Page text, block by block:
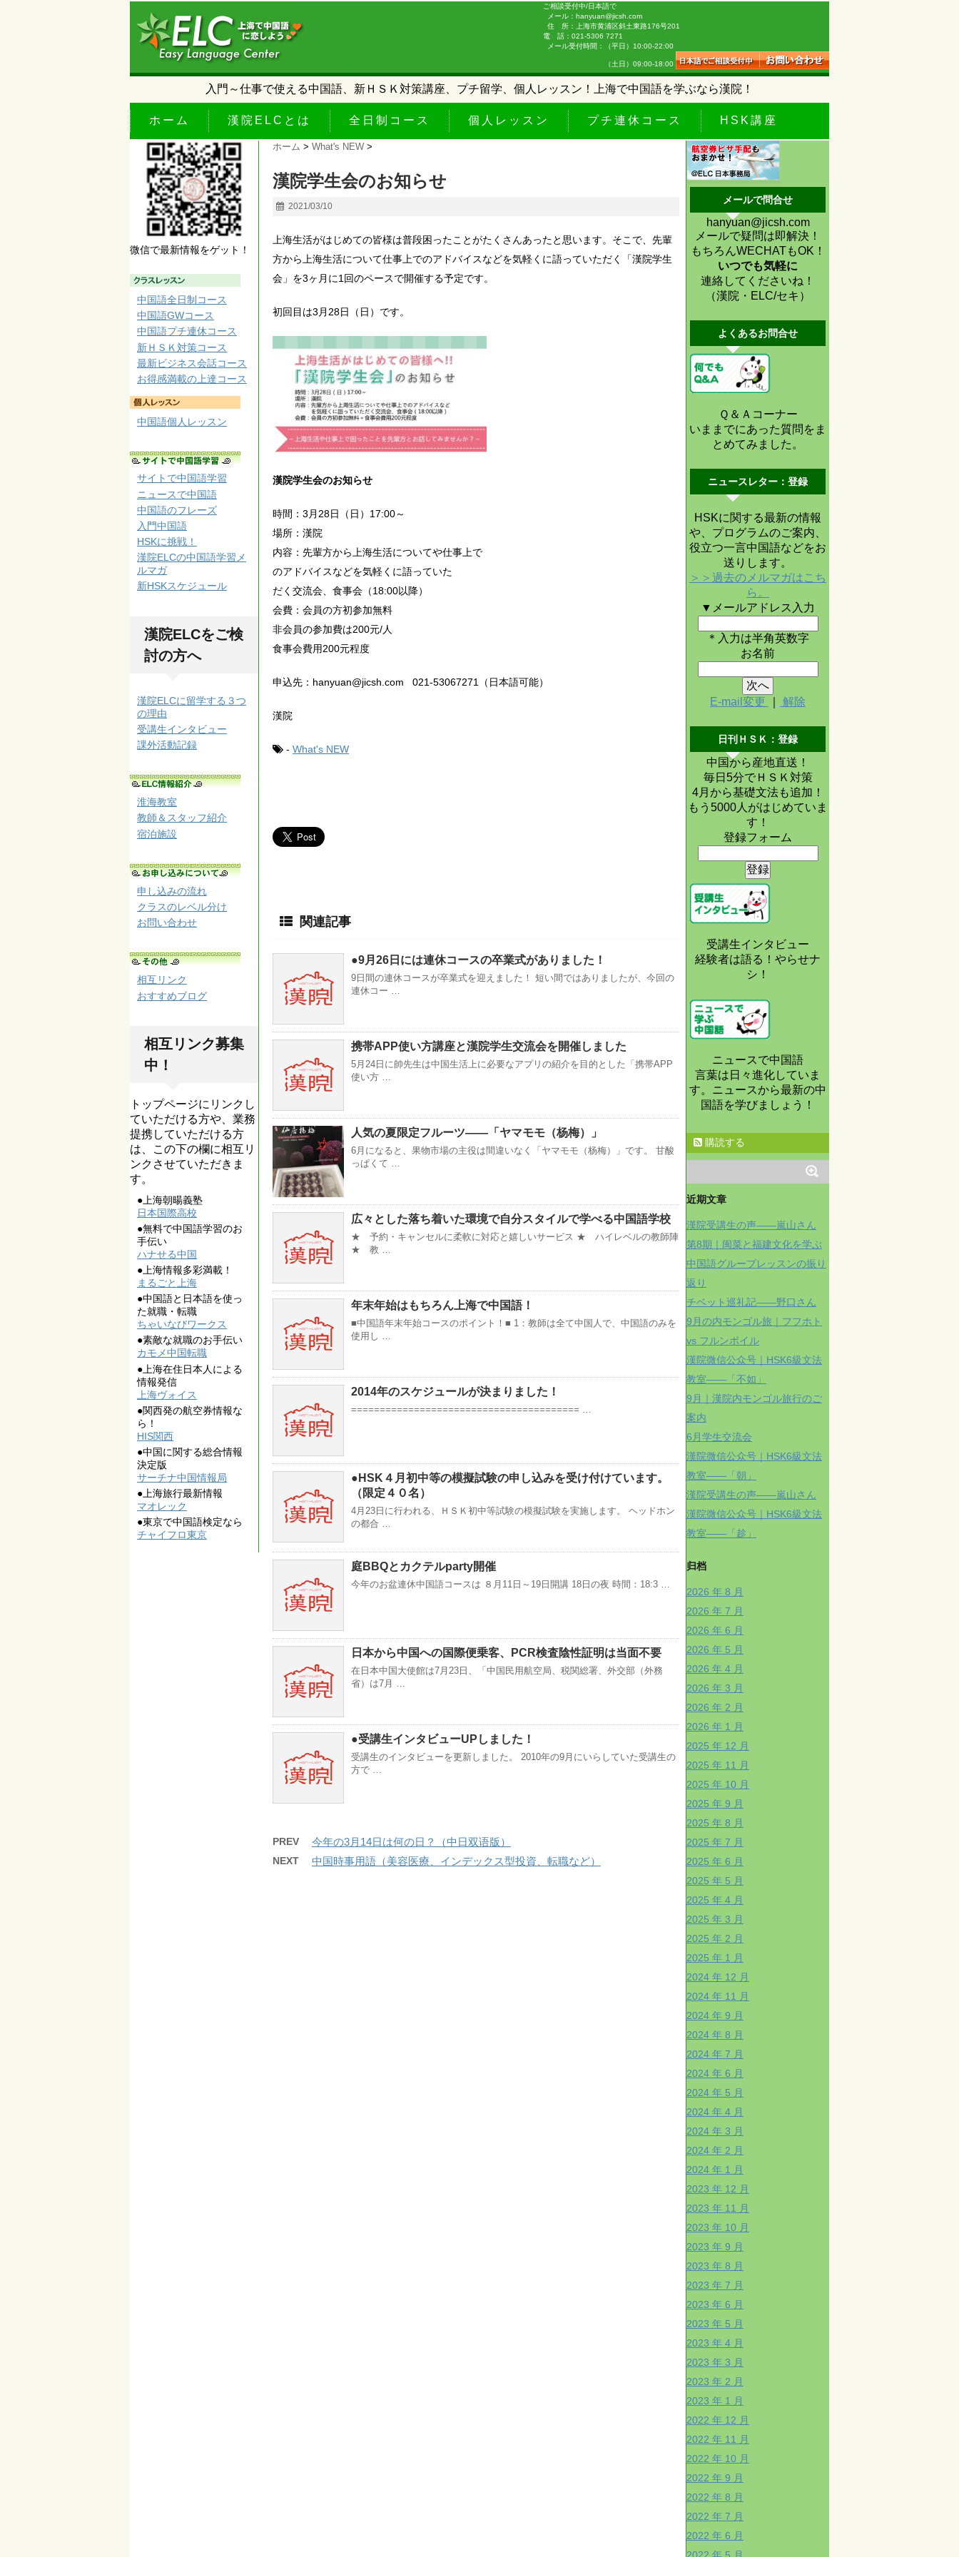
ご相談受付中/日本語で
メール：hanyuan@jicsh.com
住 所：上海市黄浦区斜土東路176号201
電 話：021-5306 7271
メール受付時間：（平日）10:00-22:00
（土日）09:00-18:00
入門～仕事で使える中国語、新ＨＳＫ対策講座、プチ留学、個人レッスン！上海で中国語を学ぶなら漢院！
ホーム 漢院ELCとは 全日制コース 個人レッスン プチ連休コース HSK講座
ホーム > What's NEW >
漢院学生会のお知らせ
2021/03/10
上海生活がはじめての皆様は普段困ったことがたくさんあったと思います。そこで、先輩
方から上海生活について仕事上でのアドバイスなどを気軽くに語っていただく「漢院学生
会」を3ヶ月に1回のペースで開催する予定です。
初回目は3月28日（日）です。
漢院学生会のお知らせ
時間：3月28日（日）17:00～
場所：漢院
内容：先輩方から上海生活についてや仕事上で
のアドバイスなどを気軽くに語っていた
だく交流会、食事会（18:00以降）
会費：会員の方初参加無料
非会員の参加費は200元/人
食事会費用200元程度
申込先：hanyuan@jicsh.com 021-53067271（日本語可能）
漢院
- What's NEW
関連記事
●9月26日には連休コースの卒業式がありました！
9日間の連休コースが卒業式を迎えました！ 短い間ではありましたが、今回の
連休コー …
携帯APP使い方講座と漢院学生交流会を開催しました
5月24日に帥先生は中国生活上に必要なアプリの紹介を目的とした「携帯APP
使い方 …
人気の夏限定フルーツ——「ヤマモモ（杨梅）」
6月になると、果物市場の主役は間違いなく「ヤマモモ（杨梅）」です。 甘酸
っぱくて …
広々とした落ち着いた環境で自分スタイルで学べる中国語学校
★ 予約・キャンセルに柔軟に対応と嬉しいサービス ★ ハイレベルの教師陣
★ 教 …
年末年始はもちろん上海で中国語！
■中国語年末年始コースのポイント！■ 1：教師は全て中国人で、中国語のみを
使用し …
2014年のスケジュールが決まりました！
======================================== …
●HSK４月初中等の模擬試験の申し込みを受け付けています。
（限定４０名）
4月23日に行われる、ＨＳＫ初中等試験の模擬試験を実施します。 ヘッドホン
の都合 …
庭BBQとカクテルparty開催
今年のお盆連休中国語コースは ８月11日～19日開講 18日の夜 時間：18:3 …
日本から中国への国際便乗客、PCR検査陰性証明は当面不要
在日本中国大使館は7月23日、「中国民用航空局、税関総署、外交部（外務
省）は7月 …
●受講生インタビューUPしました！
受講生のインタビューを更新しました。 2010年の9月にいらしていた受講生の
方で …
PREV 今年の3月14日は何の日？（中日双语版）
NEXT 中国時事用語（美容医療、インデックス型投資、転職など）
メールで問合せ
hanyuan@jicsh.com
メールで疑問は即解決！
もちろんWECHATもOK！
いつでも気軽に
連絡してくださいね！
（漢院・ELC/セキ）
よくあるお問合せ
Ｑ＆Ａコーナー
いままでにあった質問をま
とめてみました。
ニュースレター：登録
HSKに関する最新の情報
や、プログラムのご案内、
役立つ一言中国語などをお
送りします。
＞＞過去のメルマガはこち
ら。
▼メールアドレス入力
＊入力は半角英数字
お名前
E-mail変更 解除
日刊ＨＳＫ：登録
中国から産地直送！
毎日5分でＨＳＫ対策
4月から基礎文法も追加！
もう5000人がはじめていま
す！
登録フォーム
受講生インタビュー
経験者は語る！やらせナ
シ！
ニュースで中国語
言葉は日々進化していま
す。ニュースから最新の中
国語を学びましょう！
購読する
近期文章
漢院受講生の声——嵐山さん
第8期｜闽菜と福建文化を学ぶ
中国語グループレッスンの振り
返り
チベット巡礼記——野口さん
9月の内モンゴル旅｜フフホト
vs フルンボイル
漢院微信公众号｜HSK6級文法
教室——「不如」
9月｜漢院内モンゴル旅行のご
案内
6月学生交流会
漢院微信公众号｜HSK6級文法
教室——「朝」
漢院受講生の声——嵐山さん
漢院微信公众号｜HSK6級文法
教室——「趁」
归档
2026 年 8 月
2026 年 7 月
2026 年 6 月
2026 年 5 月
2026 年 4 月
2026 年 3 月
2026 年 2 月
2026 年 1 月
2025 年 12 月
2025 年 11 月
2025 年 10 月
2025 年 9 月
2025 年 8 月
2025 年 7 月
2025 年 6 月
2025 年 5 月
2025 年 4 月
2025 年 3 月
2025 年 2 月
2025 年 1 月
2024 年 12 月
2024 年 11 月
2024 年 9 月
2024 年 8 月
2024 年 7 月
2024 年 6 月
2024 年 5 月
2024 年 4 月
2024 年 3 月
2024 年 2 月
2024 年 1 月
2023 年 12 月
2023 年 11 月
2023 年 10 月
2023 年 9 月
2023 年 8 月
2023 年 7 月
2023 年 6 月
2023 年 5 月
2023 年 4 月
2023 年 3 月
2023 年 2 月
2023 年 1 月
2022 年 12 月
2022 年 11 月
2022 年 10 月
2022 年 9 月
2022 年 8 月
2022 年 7 月
2022 年 6 月
2022 年 5 月
微信で最新情報をゲット！
中国語全日制コース
中国語GWコース
中国語プチ連休コース
新ＨＳＫ対策コース
最新ビジネス会話コース
お得感満載の上達コース
中国語個人レッスン
サイトで中国語学習
ニュースで中国語
中国語のフレーズ
入門中国語
HSKに挑戦！
漢院ELCの中国語学習メ
ルマガ
新HSKスケジュール
漢院ELCをご検
討の方へ
漢院ELCに留学する３つ
の理由
受講生インタビュー
課外活動記録
淮海教室
教師＆スタッフ紹介
宿泊施設
申し込みの流れ
クラスのレベル分け
お問い合わせ
相互リンク
おすすめブログ
相互リンク募集
中！
トップページにリンクし
ていただける方や、業務
提携していただける方
は、この下の欄に相互リ
ンクさせていただきま
す。
●上海朝暘義塾
日本国際高校
●無料で中国語学習のお
手伝い
ハナせる中国
●上海情報多彩満載！
まるごと上海
●中国語と日本語を使っ
た就職・転職
ちゃいなびワークス
●素敵な就職のお手伝い
カモメ中国転職
●上海在住日本人による
情報発信
上海ヴォイス
●関西発の航空券情報な
ら！
HIS関西
●中国に関する総合情報
決定版
サーチナ中国情報局
●上海旅行最新情報
マオレック
●東京で中国語検定なら
チャイフロ東京